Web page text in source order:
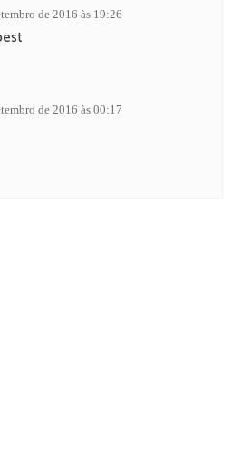
de 2016 às 19:26
de 2016 às 00:17